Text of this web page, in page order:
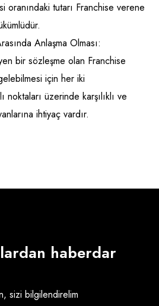
oranındaki tutarı Franchise verene
Anlaşma Olması:
bir sözleşme olan Franchise
için her iki
noktaları üzerinde karşılıklı ve
ihtiyaç vardır.
haberdar
sizi bilgilendirelim